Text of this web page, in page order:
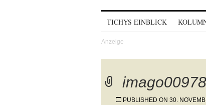
TICHYS EINBLICK
PUBLISHED ON 30.